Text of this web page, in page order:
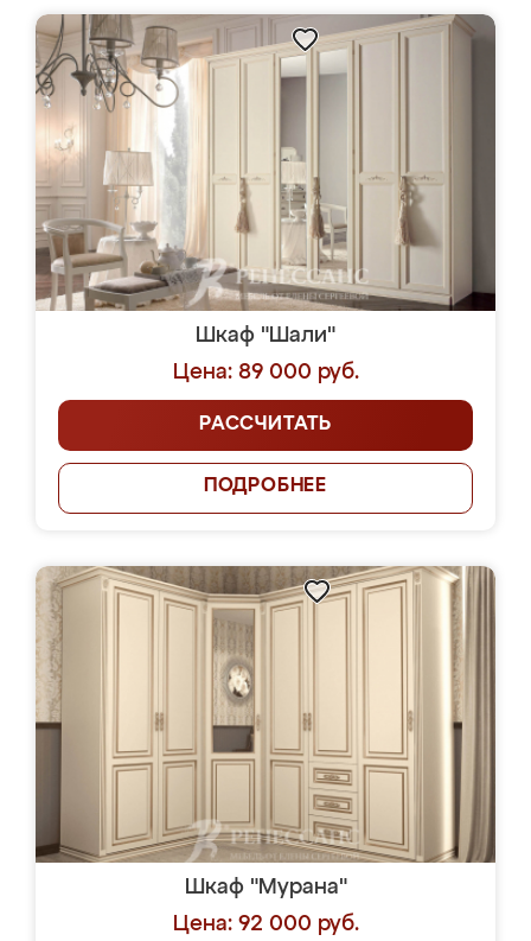
Шкаф "Шали"
Цена: 89 000 руб.
РАССЧИТАТЬ
ПОДРОБНЕЕ
Шкаф "Мурана"
Цена: 92 000 руб.